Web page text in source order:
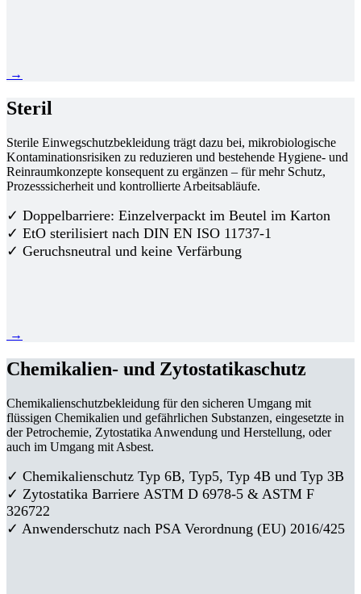
→
Steril
Sterile Einwegschutzbekleidung trägt dazu bei, mikrobiologische
Kontaminationsrisiken zu reduzieren und bestehende Hygiene- und
Reinraumkonzepte konsequent zu ergänzen – für mehr Schutz,
Prozesssicherheit und kontrollierte Arbeitsabläufe.
✓ Doppelbarriere: Einzelverpackt im Beutel im Karton
✓ EtO sterilisiert nach DIN EN ISO 11737-1
✓ Geruchsneutral und keine Verfärbung
→
Chemikalien- und Zytostatikaschutz
Chemikalienschutzbekleidung für den sicheren Umgang mit
flüssigen Chemikalien und gefährlichen Substanzen, eingesetzte in
der Petrochemie, Zytostatika Anwendung und Herstellung, oder
auch im Umgang mit Asbest.
✓ Chemikalienschutz Typ 6B, Typ5, Typ 4B und Typ 3B
✓ Zytostatika Barriere ASTM D 6978-5 & ASTM F
326722
✓ Anwenderschutz nach PSA Verordnung (EU) 2016/425